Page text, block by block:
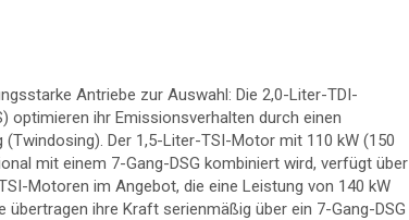
Antriebe zur Auswahl: Die 2,0-Liter-TDI-
optimieren ihr Emissionsverhalten durch einen
Der 1,5-Liter-TSI-Motor mit 110 kW (150
mit einem 7-Gang-DSG kombiniert wird, verfügt über
Motoren im Angebot, die eine Leistung von 140 kW
übertragen ihre Kraft serienmäßig über ein 7-Gang-DSG